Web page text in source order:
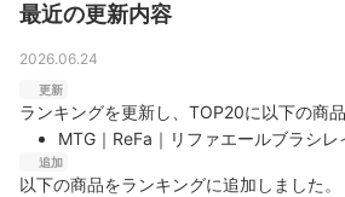
最近の更新内容
2026.06.24
更新
ランキングを更新し、TOP20に以下の商
MTG｜ReFa｜リファエールブラシ
追加
以下の商品をランキングに追加しました。